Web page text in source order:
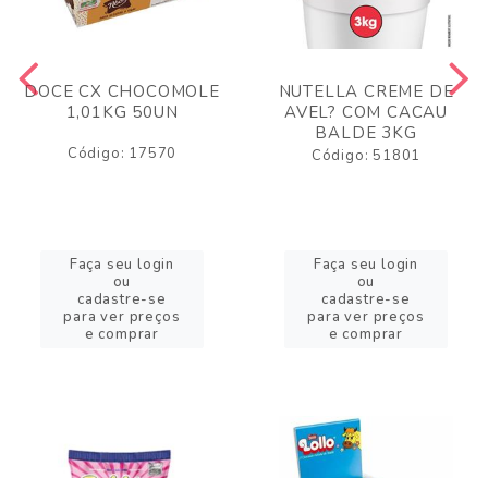
DOCE CX CHOCOMOLE
1,01KG 50UN
Código: 17570
Faça seu login
ou
cadastre-se
para ver preços
e comprar
NUTELLA CREME DE
AVEL? COM CACAU
BALDE 3KG
Código: 51801
Faça seu login
ou
cadastre-se
para ver preços
e comprar